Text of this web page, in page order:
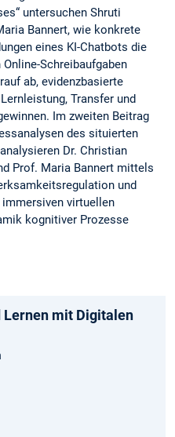
untersuchen Shruti
Bannert, wie konkrete
eines KI-Chatbots die
Schreibaufgaben
ab, evidenzbasierte
Transfer und
Im zweiten Beitrag
des situierten
Dr. Christian
Prof. Maria Bannert mittels
und
immersiven virtuellen
kognitiver Prozesse
Lernen mit Digitalen